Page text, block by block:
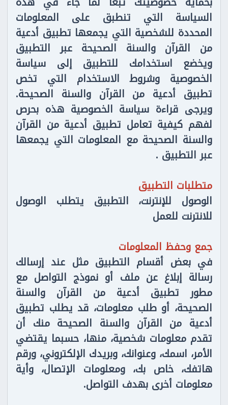
السياسة التي تنطبق على المعلومات
المحددة للشخصية التي يجمعها تطبيق أدعية
من القرآن والسنة الصحيحة عبر التطبيق
ويخضع استخدامك للتطبيق إلى سياسة
الخصوصية وشروط الاستخدام التي تخص
تطبيق أدعية من القرآن والسنة الصحيحة.
ويرجى قراءة سياسة الخصوصية هذه بحرص
لفهم كيفية تعامل تطبيق أدعية من القرآن
والسنة الصحيحة مع المعلومات التي يجمعها
عبر التطبيق .
متطلبات التطبيق
الوصول للإنترنت، التطبيق يتطلب الوصول
للانترنت للعمل
جمع وحفظ المعلومات
في بعض أقسام التطبيق مثل عند إرسالك
رسالة إبلاغ عن ملف أو نموذج التواصل مع
مطور تطبيق أدعية من القرآن والسنة
الصحيحة، أو طلب معلومات، قد يطلب تطبيق
أدعية من القرآن والسنة الصحيحة منك أن
تقدم معلومات شخصية، منها، حسبما يقتضي
الأمر، اسمك، وعنوانك، وبريدك الإلكتروني، ورقم
هاتفك، خاص بك، ومعلومات الإتصال، وأية
معلومات أخرى بهدف التواصل.